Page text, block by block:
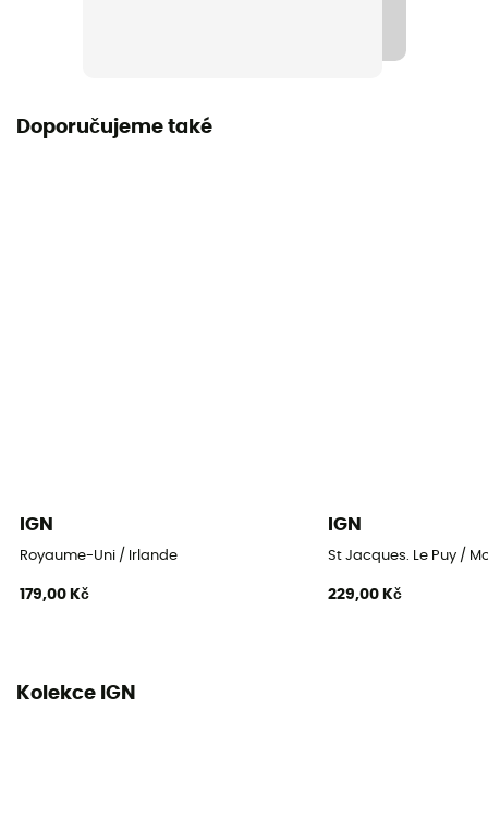
Doporučujeme také
IGN
Royaume-Uni / Irlande
179,00 Kč
IGN
St Jacques. Le Puy /
229,00 Kč
Kolekce IGN